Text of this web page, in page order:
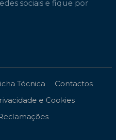
sociais e fique por
Técnica
Contactos
e Cookies